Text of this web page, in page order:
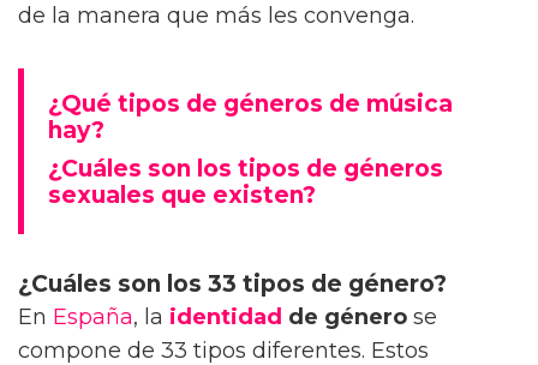
de la manera que más les convenga.
¿Qué tipos de géneros de música
hay?
¿Cuáles son los tipos de géneros
sexuales que existen?
¿Cuáles son los 33 tipos de género?
En España, la identidad de género se
compone de 33 tipos diferentes. Estos